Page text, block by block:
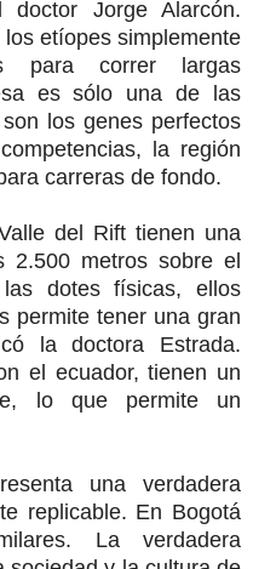
doctor Jorge Alarcón.
etíopes simplemente
para correr largas
es sólo una de las
los genes perfectos
la región
carreras de fondo.
del Rift tienen una
metros sobre el
dotes físicas, ellos
permite tener una gran
la doctora Estrada.
el ecuador, tienen un
lo que permite un
una verdadera
replicable. En Bogotá
La verdadera